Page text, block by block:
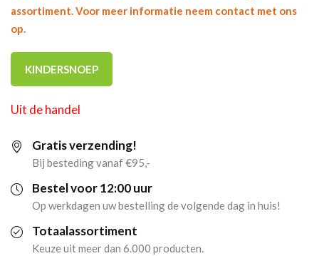
assortiment. Voor meer informatie neem contact met ons
op.
KINDERSNOEP
Uit de handel
Gratis verzending!
Bij besteding vanaf €95,-
Bestel voor 12:00 uur
Op werkdagen uw bestelling de volgende dag in huis!
Totaalassortiment
Keuze uit meer dan 6.000 producten.